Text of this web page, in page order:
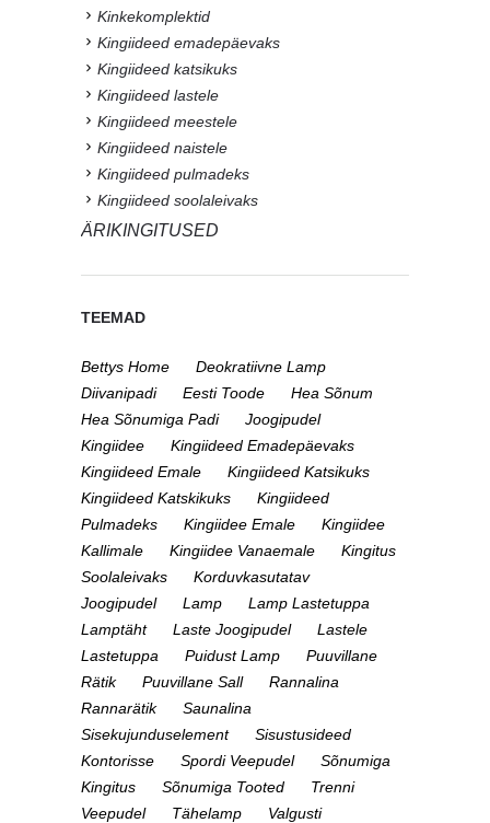
Kinkekomplektid
Kingiideed emadepäevaks
Kingiideed katsikuks
Kingiideed lastele
Kingiideed meestele
Kingiideed naistele
Kingiideed pulmadeks
Kingiideed soolaleivaks
ÄRIKINGITUSED
TEEMAD
Bettys Home
Deokratiivne Lamp
Diivanipadi
Eesti Toode
Hea Sõnum
Hea Sõnumiga Padi
Joogipudel
Kingiidee
Kingiideed Emadepäevaks
Kingiideed Emale
Kingiideed Katsikuks
Kingiideed Katskikuks
Kingiideed
Pulmadeks
Kingiidee Emale
Kingiidee
Kallimale
Kingiidee Vanaemale
Kingitus
Soolaleivaks
Korduvkasutatav
Joogipudel
Lamp
Lamp Lastetuppa
Lamptäht
Laste Joogipudel
Lastele
Lastetuppa
Puidust Lamp
Puuvillane
Rätik
Puuvillane Sall
Rannalina
Rannarätik
Saunalina
Sisekujunduselement
Sisustusideed
Kontorisse
Spordi Veepudel
Sõnumiga
Kingitus
Sõnumiga Tooted
Trenni
Veepudel
Tähelamp
Valgusti